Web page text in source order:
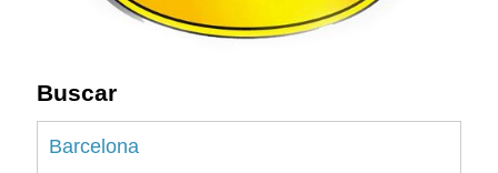
Buscar
Barcelona